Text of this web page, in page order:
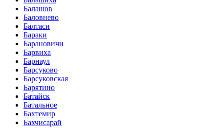
Балашов
Баловнево
Балтаси
Бараки
Барановичи
Барвиха
Барнаул
Барсуково
Барсуковская
Барятино
Батайск
Батальное
Бахтемир
Бахчисарай